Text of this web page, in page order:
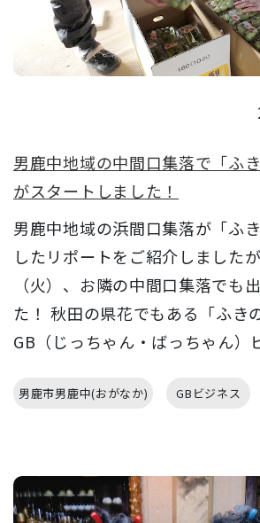
男鹿中地域の中間口集落で「ふ
がスタートしました！
男鹿中地域の浜間口集落が「ふ
したリポートをご紹介しました
（火）、お隣の中間口集落でも
た！ 秋田の県花でもある「ふき
GB（じっちゃん・ばっちゃん）
男鹿市男鹿中(おがなか) GBビジネス